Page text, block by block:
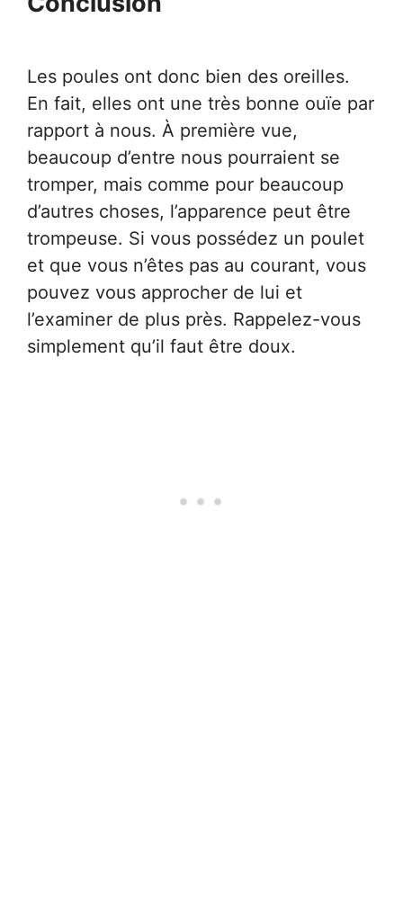
Les poules ont donc bien des oreilles.
En fait, elles ont une très bonne ouïe par
rapport à nous. À première vue,
beaucoup d’entre nous pourraient se
tromper, mais comme pour beaucoup
d’autres choses, l’apparence peut être
trompeuse. Si vous possédez un poulet
et que vous n’êtes pas au courant, vous
pouvez vous approcher de lui et
l’examiner de plus près. Rappelez-vous
simplement qu’il faut être doux.